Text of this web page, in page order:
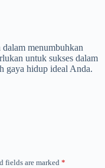
menumbuhkan
untuk sukses dalam
gaya hidup ideal Anda.
fields are marked *